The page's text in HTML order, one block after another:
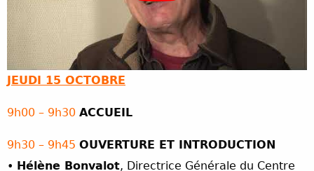
JEUDI 15 OCTOBRE
9h00 – 9h30 ACCUEIL
9h30 – 9h45 OUVERTURE ET INTRODUCTION
• Hélène Bonvalot, Directrice Générale du Centre